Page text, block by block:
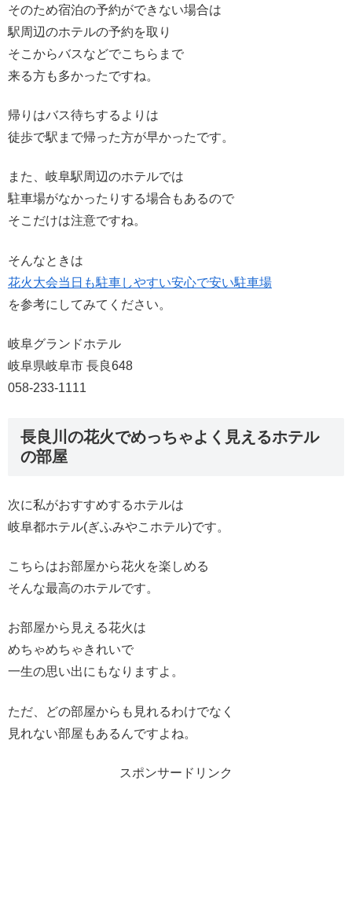
そのため宿泊の予約ができない場合は
駅周辺のホテルの予約を取り
そこからバスなどでこちらまで
来る方も多かったですね。
帰りはバス待ちするよりは
徒歩で駅まで帰った方が早かったです。
また、岐阜駅周辺のホテルでは
駐車場がなかったりする場合もあるので
そこだけは注意ですね。
そんなときは
花火大会当日も駐車しやすい安心で安い駐車場
を参考にしてみてください。
岐阜グランドホテル
岐阜県岐阜市 長良648
058-233-1111
長良川の花火でめっちゃよく見えるホテル
の部屋
次に私がおすすめするホテルは
岐阜都ホテル(ぎふみやこホテル)です。
こちらはお部屋から花火を楽しめる
そんな最高のホテルです。
お部屋から見える花火は
めちゃめちゃきれいで
一生の思い出にもなりますよ。
ただ、どの部屋からも見れるわけでなく
見れない部屋もあるんですよね。
スポンサードリンク